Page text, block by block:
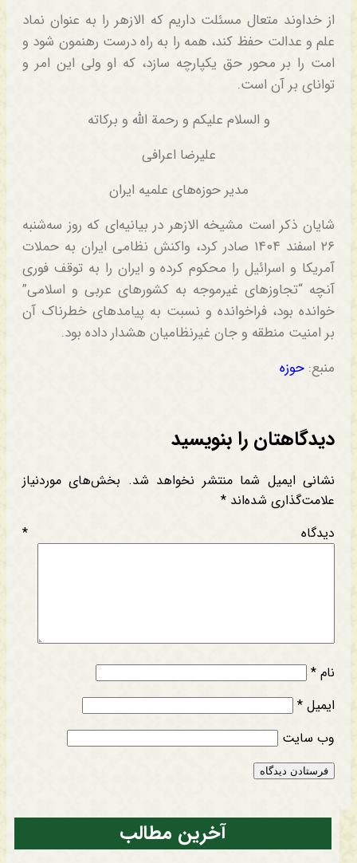
از خداوند متعال مسئلت داریم که الازهر را به عنوان نماد
علم و عدالت حفظ کند، همه را به راه درست رهنمون شود و
امت را بر محور حق یکپارچه سازد، که او ولی این امر و
توانای بر آن است.
و السلام علیکم و رحمة الله و برکاته
علیرضا اعرافی
مدیر حوزه‌های علمیه ایران
شایان ذکر است مشیخه الازهر در بیانیه‌ای که روز سه‌شنبه
۲۶ اسفند ۱۴۰۴ صادر کرد، واکنش نظامی ایران به حملات
آمریکا و اسرائیل را محکوم کرده و ایران را به توقف فوری
آنچه “تجاوزهای غیرموجه به کشورهای عربی و اسلامی”
خوانده بود، فراخوانده و نسبت به پیامدهای خطرناک آن
بر امنیت منطقه و جان غیرنظامیان هشدار داده بود.
منبع: حوزه
دیدگاهتان را بنویسید
نشانی ایمیل شما منتشر نخواهد شد. بخش‌های موردنیاز
علامت‌گذاری شده‌اند *
دیدگاه *
نام *
ایمیل *
وب‌ سایت
آخرین مطالب